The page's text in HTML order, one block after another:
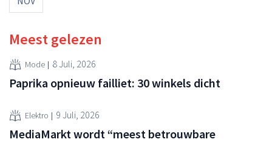
Meest gelezen
Mode 8 Juli, 2026
Paprika opnieuw failliet: 30 winkels dicht
Elektro 9 Juli, 2026
MediaMarkt wordt “meest betrouwbare